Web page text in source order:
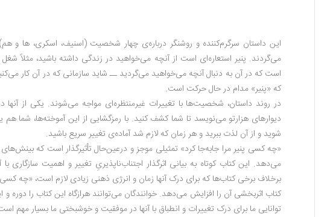
این داستان سرگرم‌کننده و روشنگر درباره‌ی چهار شخصیت (اسنیف، اسکری، ها و
می‌گردند. پنیر استعاره‌ای است از آنچه می‌خواهید در زندگی داشته باشید، مثلاً
است که در آن به دنبال آنچه می‌خواهید می‌گردید ــ شاید سازمانی که در آن کار
که «پنیر» مدام در حال حرکت است.
در روند داستان، شخصیت‌ها با تغییرات غیرمنتظره‌ای مواجه می‌شوند. یکی از آنها
دیوارهای هزارتو می‌نویسد تا شما کشف کنید. با رمزگشایی از این آموخته‌ها، شما هم
شوید و از آن لذت ببرید و هر زمان که لازم شد آماده‌ی تغییر سریع باشید.
«چه کسی پنیر مرا جابه‌جا کرد» تمثیلی موجز و درعین‌حال تأثیرگذار است که
می‌دهد. این کتاب کوتاه به بیانی اثرگذار اجتناب‌ناپذیریِ تغییر و اهمیت
برخلاف برخی کتاب‌ها که برای درک آنها زمان و انرژی ذهنی زیادی لازم است، «چه
کتاب اثربخشی آن را افزایش می‌دهد. خوانندگان می‌توانند هرازگاه این کتاب را
توانایی ما برای درک تغییرات و انطباق با آنها در موفقیت و خوشبختی ما بسیار مهم